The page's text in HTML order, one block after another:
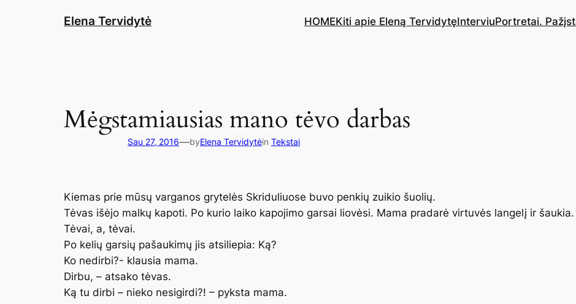
Elena Tervidytė HOMEKiti apie Eleną TervidytęInterviuPortretai.
Mėgstamiausias mano tėvo darbas
Sau 27, 2016—byElena Tervidytėin Tekstai
Kiemas prie mūsų varganos grytelės Skriduliuose buvo penkių zuikio šuolių.
Tėvas išėjo malkų kapoti. Po kurio laiko kapojimo garsai liovėsi. Mama pradarė virtuvės langelį ir šaukia.
Tėvai, a, tėvai.
Po kelių garsių pašaukimų jis atsiliepia: Ką?
Ko nedirbi?- klausia mama.
Dirbu, – atsako tėvas.
Ką tu dirbi – nieko nesigirdi?! – pyksta mama.